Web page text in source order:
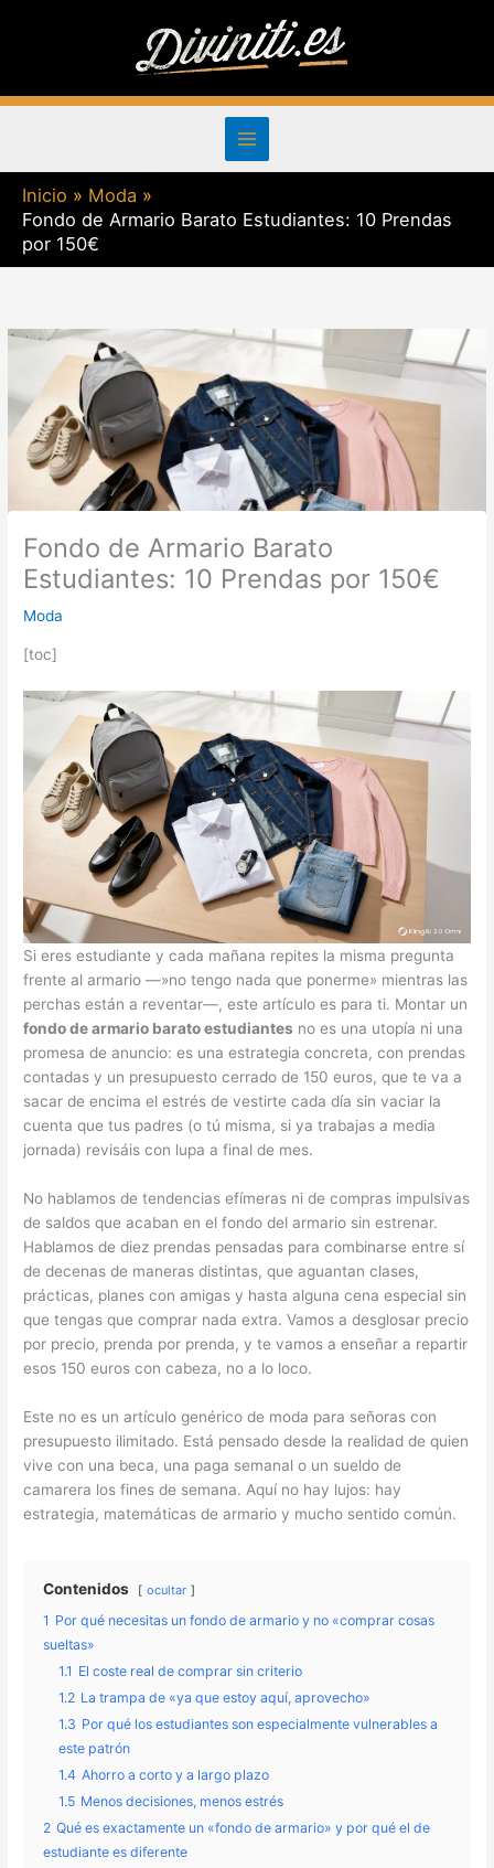
Inicio
Moda
Fondo de Armario Barato Estudiantes: 10 Prendas
por 150€
Fondo de Armario Barato
Estudiantes: 10 Prendas por 150€
Moda
[toc]
Si eres estudiante y cada mañana repites la misma pregunta
frente al armario —»no tengo nada que ponerme» mientras las
perchas están a reventar—, este artículo es para ti. Montar un
fondo de armario barato estudiantes no es una utopía ni una
promesa de anuncio: es una estrategia concreta, con prendas
contadas y un presupuesto cerrado de 150 euros, que te va a
sacar de encima el estrés de vestirte cada día sin vaciar la
cuenta que tus padres (o tú misma, si ya trabajas a media
jornada) revisáis con lupa a final de mes.
No hablamos de tendencias efímeras ni de compras impulsivas
de saldos que acaban en el fondo del armario sin estrenar.
Hablamos de diez prendas pensadas para combinarse entre sí
de decenas de maneras distintas, que aguantan clases,
prácticas, planes con amigas y hasta alguna cena especial sin
que tengas que comprar nada extra. Vamos a desglosar precio
por precio, prenda por prenda, y te vamos a enseñar a repartir
esos 150 euros con cabeza, no a lo loco.
Este no es un artículo genérico de moda para señoras con
presupuesto ilimitado. Está pensado desde la realidad de quien
vive con una beca, una paga semanal o un sueldo de
camarera los fines de semana. Aquí no hay lujos: hay
estrategia, matemáticas de armario y mucho sentido común.
Contenidos ocultar
1 Por qué necesitas un fondo de armario y no «comprar cosas
sueltas»
1.1 El coste real de comprar sin criterio
1.2 La trampa de «ya que estoy aquí, aprovecho»
1.3 Por qué los estudiantes son especialmente vulnerables a
este patrón
1.4 Ahorro a corto y a largo plazo
1.5 Menos decisiones, menos estrés
2 Qué es exactamente un «fondo de armario» y por qué el de
estudiante es diferente